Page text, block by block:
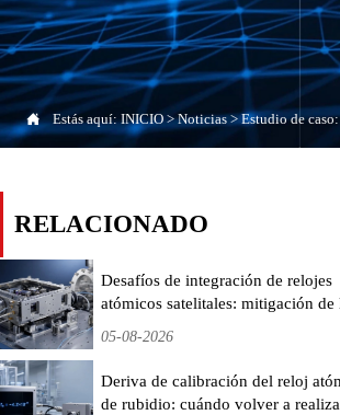
 Estás aquí:INICIO>Noticias>Estudio de
RELACIONADO
Desafíos de integración de relojes
atómicos satelitales: mitigación de
LEO
05-08-2026
Deriva de calibración del reloj
de rubidio: cuándo volver a